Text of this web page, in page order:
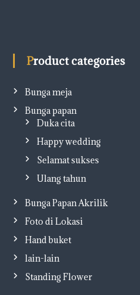
Product categories
Bunga meja
Bunga papan
Duka cita
Happy wedding
Selamat sukses
Ulang tahun
Bunga Papan Akrilik
Foto di Lokasi
Hand buket
lain-lain
Standing Flower